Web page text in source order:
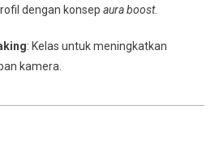
dengan konsep aura boost.
: Kelas untuk meningkatkan
kamera.